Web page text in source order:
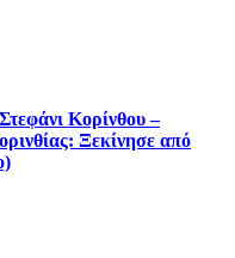
Κορίνθου –
Ξεκίνησε από